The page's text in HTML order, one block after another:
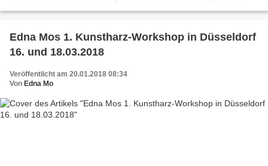
Edna Mos 1. Kunstharz-Workshop in Düsseldorf
16. und 18.03.2018
Veröffentlicht am 20.01.2018 08:34
Von Edna Mo